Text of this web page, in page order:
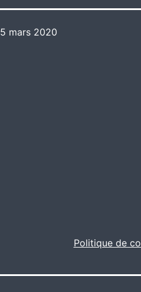
mars 2020
Politique de